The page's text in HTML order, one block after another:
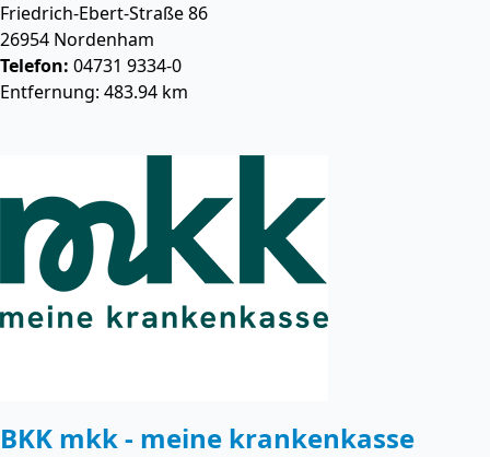
Friedrich-Ebert-Straße 86
26954 Nordenham
Telefon: 04731 9334-0
Entfernung: 483.94 km
BKK mkk - meine krankenkasse